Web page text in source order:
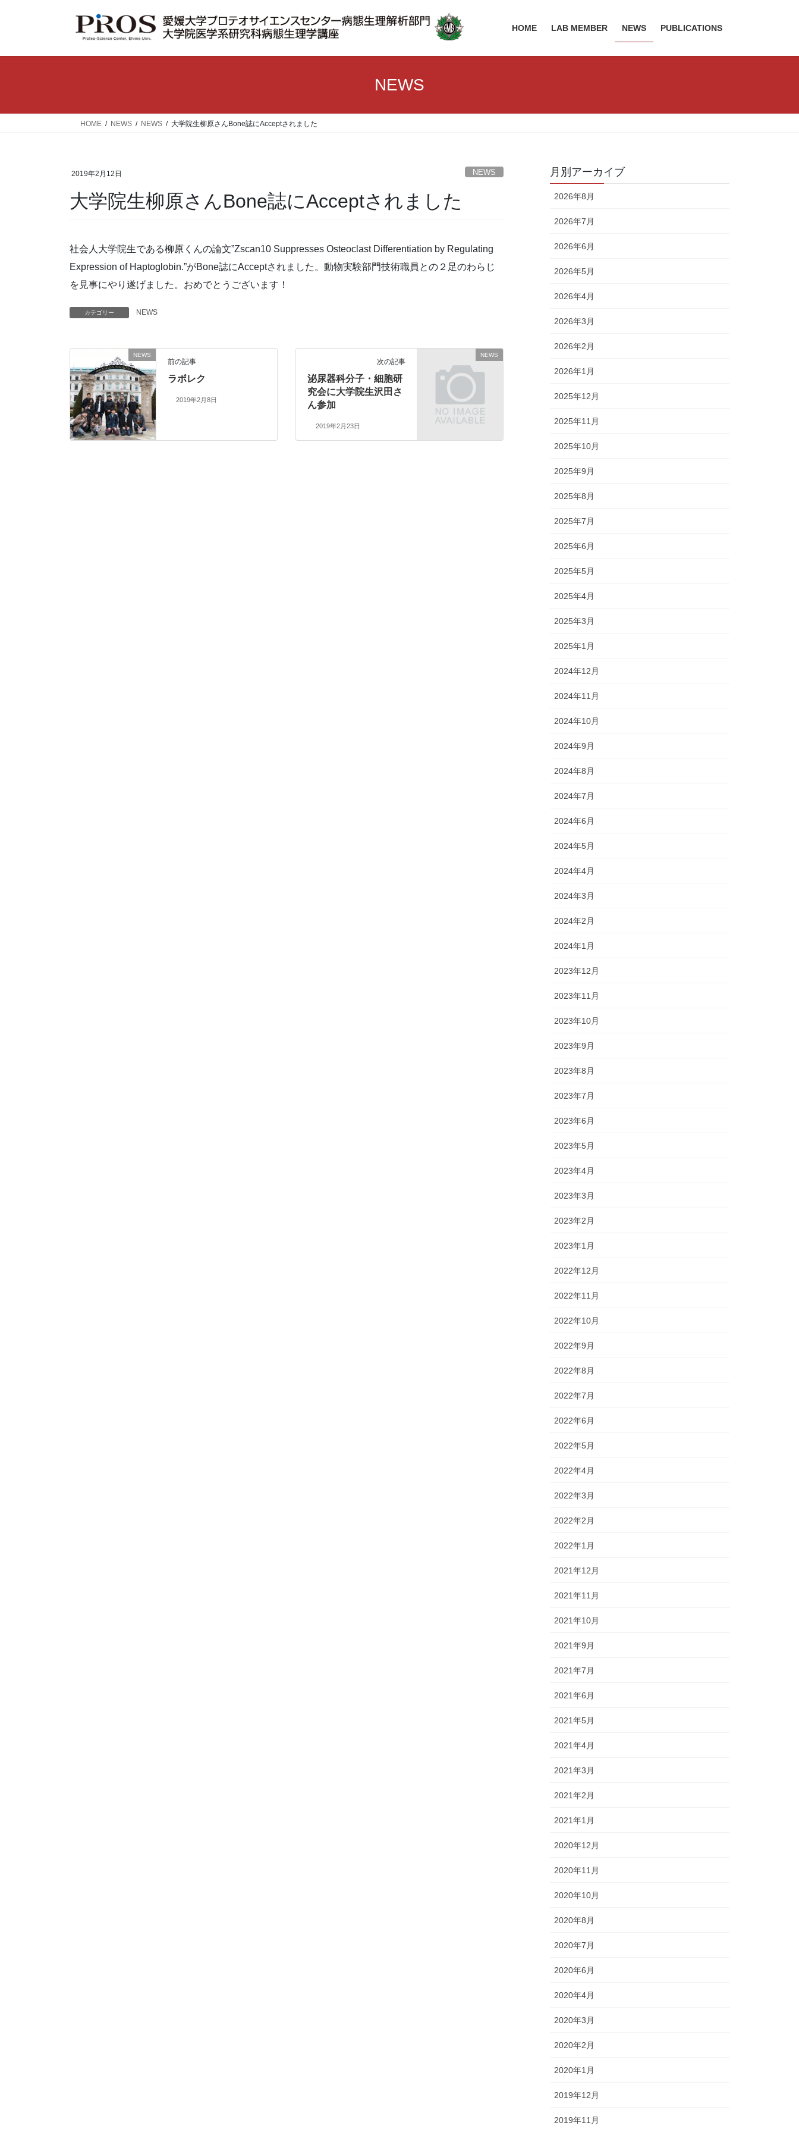
HOME LAB MEMBER NEWS PUBLICATIONS
NEWS
HOME NEWS NEWS 大学院生柳原さんBone誌にAcceptされました
2019年2月12日 NEWS
大学院生柳原さんBone誌にAcceptされました
社会人大学院生である柳原くんの論文”Zscan10 Suppresses Osteoclast Differentiation by Regulating
Expression of Haptoglobin.”がBone誌にAcceptされました。動物実験部門技術職員との２足のわらじ
を見事にやり遂げました。おめでとうございます！
カテゴリー NEWS
NEWS
前の記事
ラボレク
2019年2月8日
NEWS
次の記事
泌尿器科分子・細胞研
究会に大学院生沢田さ
ん参加
2019年2月23日
月別アーカイブ
2026年8月
2026年7月
2026年6月
2026年5月
2026年4月
2026年3月
2026年2月
2026年1月
2025年12月
2025年11月
2025年10月
2025年9月
2025年8月
2025年7月
2025年6月
2025年5月
2025年4月
2025年3月
2025年1月
2024年12月
2024年11月
2024年10月
2024年9月
2024年8月
2024年7月
2024年6月
2024年5月
2024年4月
2024年3月
2024年2月
2024年1月
2023年12月
2023年11月
2023年10月
2023年9月
2023年8月
2023年7月
2023年6月
2023年5月
2023年4月
2023年3月
2023年2月
2023年1月
2022年12月
2022年11月
2022年10月
2022年9月
2022年8月
2022年7月
2022年6月
2022年5月
2022年4月
2022年3月
2022年2月
2022年1月
2021年12月
2021年11月
2021年10月
2021年9月
2021年7月
2021年6月
2021年5月
2021年4月
2021年3月
2021年2月
2021年1月
2020年12月
2020年11月
2020年10月
2020年8月
2020年7月
2020年6月
2020年4月
2020年3月
2020年2月
2020年1月
2019年12月
2019年11月